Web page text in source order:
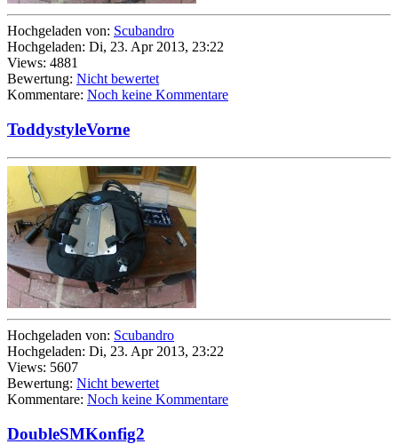
Hochgeladen von: Scubandro
Hochgeladen: Di, 23. Apr 2013, 23:22
Views: 4881
Bewertung: Nicht bewertet
Kommentare: Noch keine Kommentare
ToddystyleVorne
Hochgeladen von: Scubandro
Hochgeladen: Di, 23. Apr 2013, 23:22
Views: 5607
Bewertung: Nicht bewertet
Kommentare: Noch keine Kommentare
DoubleSMKonfig2